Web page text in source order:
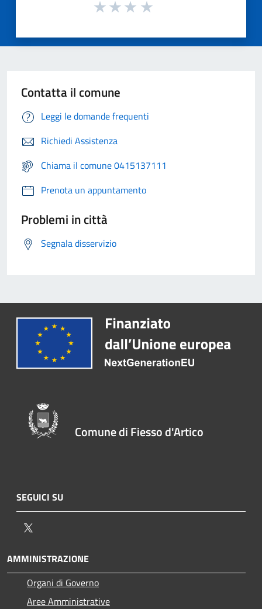
Contatta il comune
Leggi le domande frequenti
Richiedi Assistenza
Chiama il comune 0415137111
Prenota un appuntamento
Problemi in città
Segnala disservizio
Comune di Fiesso d'Artico
SEGUICI SU
AMMINISTRAZIONE
Organi di Governo
Aree Amministrative